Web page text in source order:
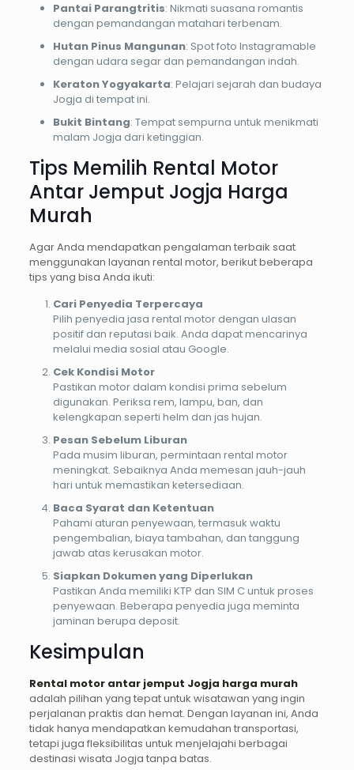
Pantai Parangtritis: Nikmati suasana romantis
dengan pemandangan matahari terbenam.
Hutan Pinus Mangunan: Spot foto Instagramable
dengan udara segar dan pemandangan indah.
Keraton Yogyakarta: Pelajari sejarah dan budaya
Jogja di tempat ini.
Bukit Bintang: Tempat sempurna untuk menikmati
malam Jogja dari ketinggian.
Tips Memilih Rental Motor
Antar Jemput Jogja Harga
Murah
Agar Anda mendapatkan pengalaman terbaik saat
menggunakan layanan rental motor, berikut beberapa
tips yang bisa Anda ikuti:
Cari Penyedia Terpercaya
Pilih penyedia jasa rental motor dengan ulasan
positif dan reputasi baik. Anda dapat mencarinya
melalui media sosial atau Google.
Cek Kondisi Motor
Pastikan motor dalam kondisi prima sebelum
digunakan. Periksa rem, lampu, ban, dan
kelengkapan seperti helm dan jas hujan.
Pesan Sebelum Liburan
Pada musim liburan, permintaan rental motor
meningkat. Sebaiknya Anda memesan jauh-jauh
hari untuk memastikan ketersediaan.
Baca Syarat dan Ketentuan
Pahami aturan penyewaan, termasuk waktu
pengembalian, biaya tambahan, dan tanggung
jawab atas kerusakan motor.
Siapkan Dokumen yang Diperlukan
Pastikan Anda memiliki KTP dan SIM C untuk proses
penyewaan. Beberapa penyedia juga meminta
jaminan berupa deposit.
Kesimpulan
Rental motor antar jemput Jogja harga murah
adalah pilihan yang tepat untuk wisatawan yang ingin
perjalanan praktis dan hemat. Dengan layanan ini, Anda
tidak hanya mendapatkan kemudahan transportasi,
tetapi juga fleksibilitas untuk menjelajahi berbagai
destinasi wisata Jogja tanpa batas.